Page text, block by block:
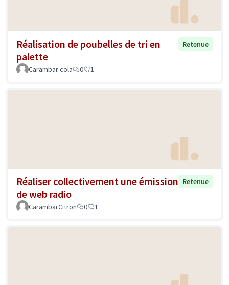
Réalisation de poubelles de tri en
palette
Retenue
Carambar cola 0 1
Réaliser collectivement une émission
de web radio
Retenue
CarambarCitron 0 1